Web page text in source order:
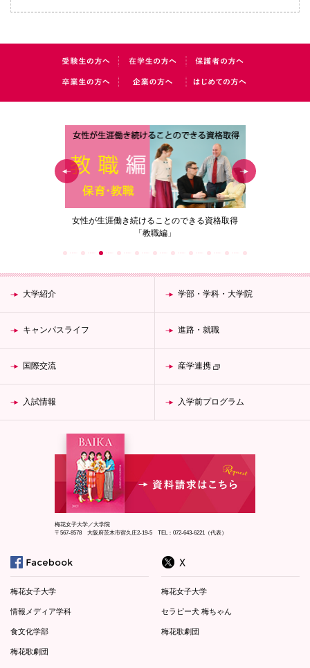
女性が生涯働き続けることのできる資格取得
「教職編」
大学紹介 学部・学科・大学院
キャンパスライフ 進路・就職
国際交流 産学連携
入試情報 入学前プログラム
梅花女子大学／大学院
〒567-8578 大阪府茨木市宿久庄2-19-5 TEL：072-643-6221（代表）
梅花女子大学
情報メディア学科
食文化学部
梅花歌劇団
梅花女子大学
セラピー犬 梅ちゃん
梅花歌劇団